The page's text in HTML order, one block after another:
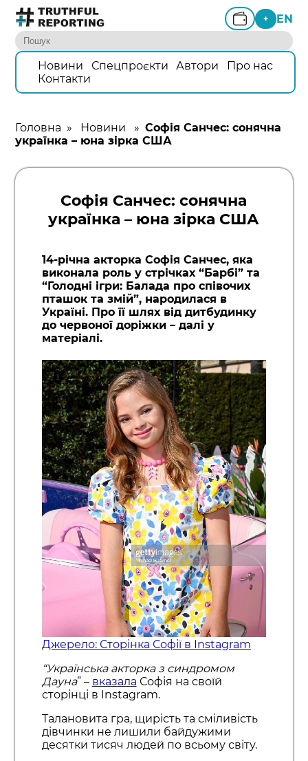
+ EN
Новини Спецпроєкти Автори
Про нас
Контакти
Головна » Новини »Софія Санчес: сонячна
українка – юна зірка США
Софія Санчес: сонячна
українка – юна зірка США
14-річна акторка Софія Санчес, яка
виконала роль у стрічках “Барбі” та
“Голодні ігри: Балада про співочих
пташок та змій”, народилася в
Україні. Про її шлях від дитбудинку
до червоної доріжки – далі у
матеріалі.
Джерело: Сторінка Софії в Instagram
“Українська акторка з синдромом
Дауна” – вказала Софія на своїй
сторінці в Instagram.
Талановита гра, щирість та сміливість
дівчинки не лишили байдужими
десятки тисяч людей по всьому світу.